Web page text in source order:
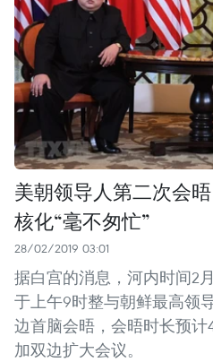
美朝领导人第二次会
核化“毫不匆忙”
28/02/2019 03:01
据白宫的消息，河内时间2
于上午9时整与朝鲜最高领
边首脑会晤，会晤时长预
加双边扩大会议。